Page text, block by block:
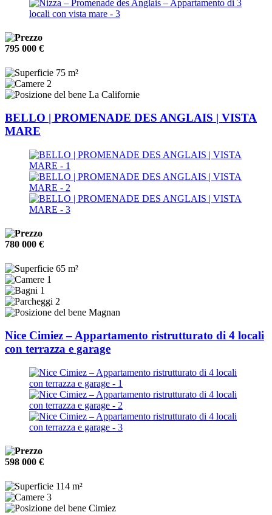
795 000 €
75 m²
2
La Californie
BELLO | PROMENADE DES ANGLAIS | VISTA
MARE
780 000 €
65 m²
1
1
2
Magnan
Nice Cimiez – Appartamento ristrutturato di 4 locali
con terrazza e garage
598 000 €
114 m²
3
Cimiez